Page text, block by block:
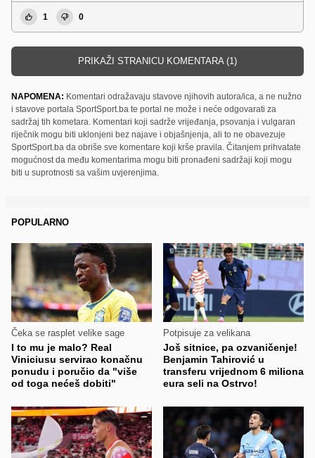
1 0
PRIKAŽI STRANICU KOMENTARA (1)
NAPOMENA: Komentari odražavaju stavove njihovih autora/ica, a ne nužno
i stavove portala SportSport.ba te portal ne može i neće odgovarati za
sadržaj tih kometara. Komentari koji sadrže vrijeđanja, psovanja i vulgaran
riječnik mogu biti uklonjeni bez najave i objašnjenja, ali to ne obavezuje
SportSport.ba da obriše sve komentare koji krše pravila. Čitanjem prihvatate
mogućnost da među komentarima mogu biti pronađeni sadržaji koji mogu
biti u suprotnosti sa vašim uvjerenjima.
POPULARNO
Čeka se rasplet velike sage
I to mu je malo? Real
Viniciusu servirao konačnu
ponudu i poručio da "više
od toga nećeš dobiti"
Potpisuje za velikana
Još sitnice, pa ozvaničenje!
Benjamin Tahirović u
transferu vrijednom 6 miliona
eura seli na Ostrvo!